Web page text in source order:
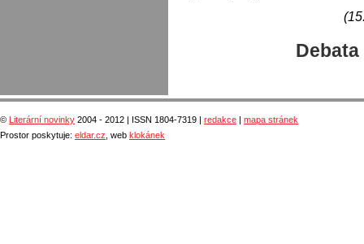
© Literární novinky 2004 - 2012 | ISSN 1804-7319 | redakce
mapa stránek
Prostor poskytuje: eldar.cz , web klokánek